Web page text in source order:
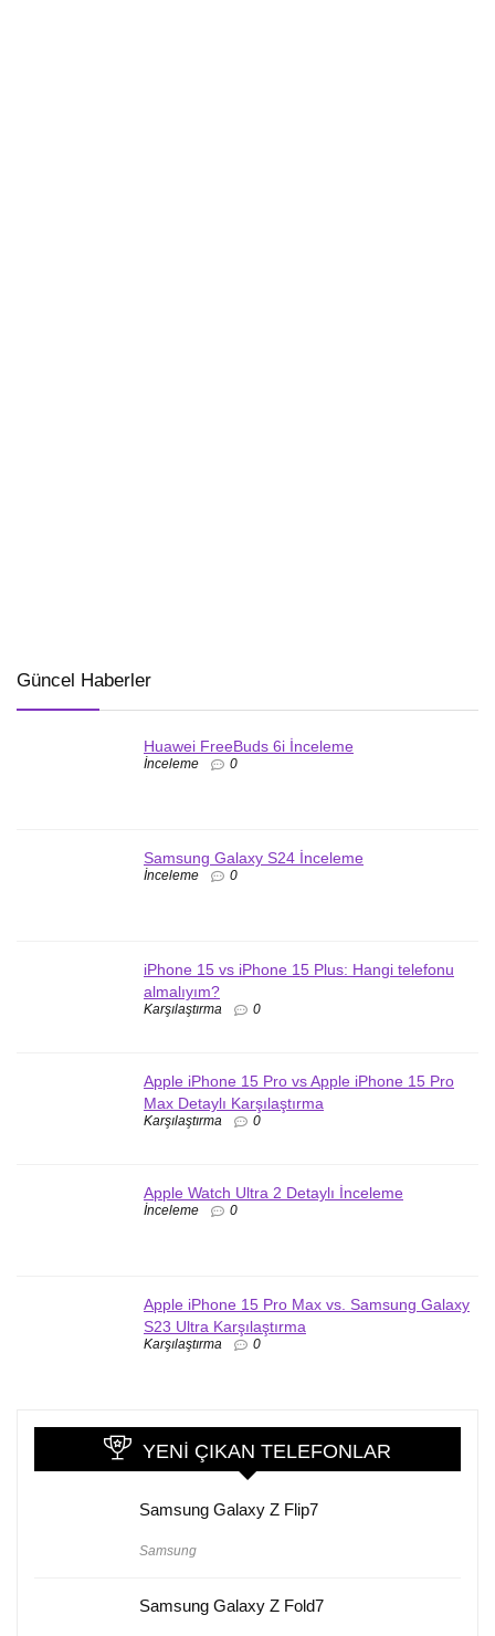
Güncel Haberler
Huawei FreeBuds 6i İnceleme
İnceleme 0
Samsung Galaxy S24 İnceleme
İnceleme 0
iPhone 15 vs iPhone 15 Plus: Hangi telefonu
almalıyım?
Karşılaştırma 0
Apple iPhone 15 Pro vs Apple iPhone 15 Pro
Max Detaylı Karşılaştırma
Karşılaştırma 0
Apple Watch Ultra 2 Detaylı İnceleme
İnceleme 0
Apple iPhone 15 Pro Max vs. Samsung Galaxy
S23 Ultra Karşılaştırma
Karşılaştırma 0
YENI ÇIKAN TELEFONLAR
Samsung Galaxy Z Flip7
Samsung
Samsung Galaxy Z Fold7